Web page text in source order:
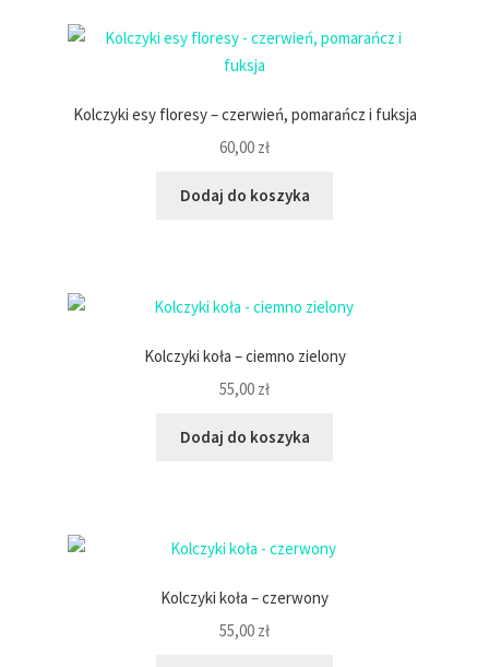
Kolczyki esy floresy – czerwień, pomarańcz i fuksja
60,00 zł
Dodaj do koszyka
Kolczyki koła – ciemno zielony
55,00 zł
Dodaj do koszyka
Kolczyki koła – czerwony
55,00 zł